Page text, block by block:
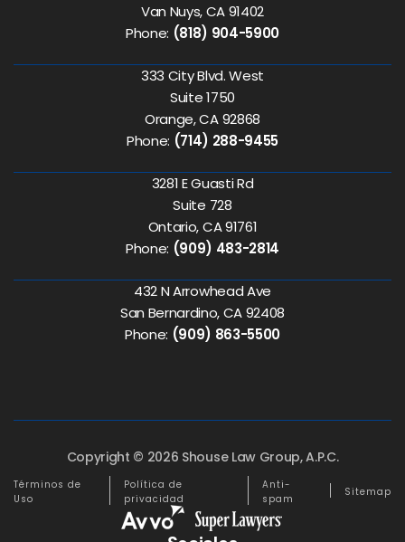
Van Nuys, CA 91402
Phone: (818) 904-5900
333 City Blvd. West
Suite 1750
Orange, CA 92868
Phone: (714) 288-9455
3281 E Guasti Rd
Suite 728
Ontario, CA 91761
Phone: (909) 483-2814
432 N Arrowhead Ave
San Bernardino, CA 92408
Phone: (909) 863-5500
Copyright © 2026 Shouse Law Group, A.P.C.
Términos de
Uso
Política de
privacidad
Anti-
spam
Sitemap